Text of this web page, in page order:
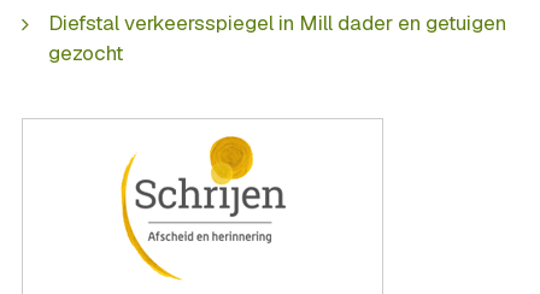
Diefstal verkeersspiegel in Mill dader en getuigen
gezocht